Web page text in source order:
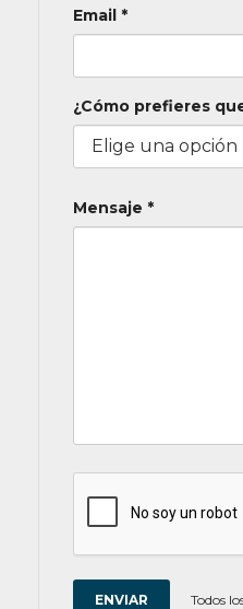
Email *
¿Cómo prefieres
Mensaje *
Todos